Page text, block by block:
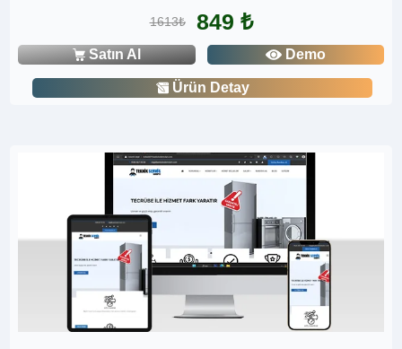
1613₺ 849 ₺
Satın Al Demo
Ürün Detay